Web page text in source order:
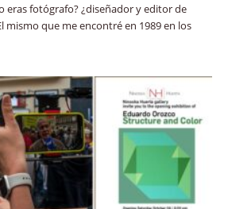
eras fotógrafo? ¿diseñador y editor de
mismo que me encontré en 1989 en los